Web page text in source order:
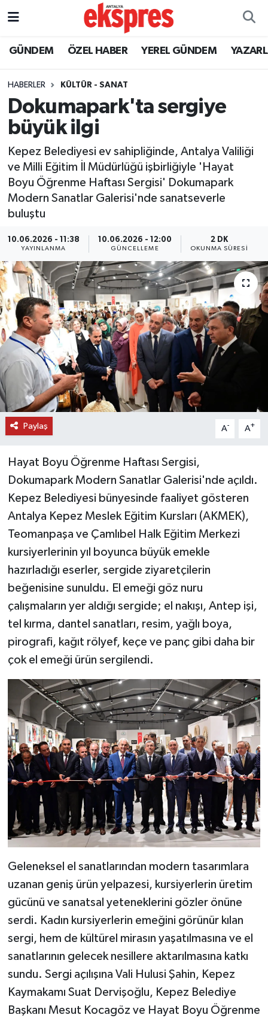
GÜNDEM ÖZEL HABER YEREL GÜNDEM
HABERLER KÜLTÜR - SANAT
Dokumapark'ta sergiye
büyük ilgi
Kepez Belediyesi ev sahipliğinde, Antalya Valiliği
ve Milli Eğitim İl Müdürlüğü işbirliğiyle 'Hayat
Boyu Öğrenme Haftası Sergisi' Dokumapark
Modern Sanatlar Galerisi'nde sanatseverle
buluştu
10.06.2026 - 11:38
YAYINLANMA
10.06.2026 - 12:00
GÜNCELLEME
2 DK
OKUNMA SÜRESI
Paylaş A- A+
Hayat Boyu Öğrenme Haftası Sergisi,
Dokumapark Modern Sanatlar Galerisi'nde açıldı.
Kepez Belediyesi bünyesinde faaliyet gösteren
Antalya Kepez Meslek Eğitim Kursları (AKMEK),
Teomanpaşa ve Çamlıbel Halk Eğitim Merkezi
kursiyerlerinin yıl boyunca büyük emekle
hazırladığı eserler, sergide ziyaretçilerin
beğenisine sunuldu. El emeği göz nuru
çalışmaların yer aldığı sergide; el nakışı, Antep işi,
tel kırma, dantel sanatları, resim, yağlı boya,
pirografi, kağıt rölyef, keçe ve panç gibi daha bir
çok el emeği ürün sergilendi.
Geleneksel el sanatlarından modern tasarımlara
uzanan geniş ürün yelpazesi, kursiyerlerin üretim
gücünü ve sanatsal yeteneklerini gözler önüne
serdi. Kadın kursiyerlerin emeğini görünür kılan
sergi, hem de kültürel mirasın yaşatılmasına ve el
sanatlarının gelecek nesillere aktarılmasına katkı
sundu. Sergi açılışına Vali Hulusi Şahin, Kepez
Kaymakamı Suat Dervişoğlu, Kepez Belediye
Başkanı Mesut Kocagöz ve Hayat Boyu Öğrenme
ÖZEL HABER
YEREL GÜNDEM
EKONOMİ
KÜLTÜR - SANAT
SPOR
SAĞLIK
DÜNYA
EĞİTİM
TURİZM
RÖPORTAJ
VİDEO HABERLER
MAGAZİN
Nöbetçi Eczaneler
Trafik Durumu
Süper Lig Puan Durumu ve Fikstür
Tüm Manşetler
Son Dakika Haberleri